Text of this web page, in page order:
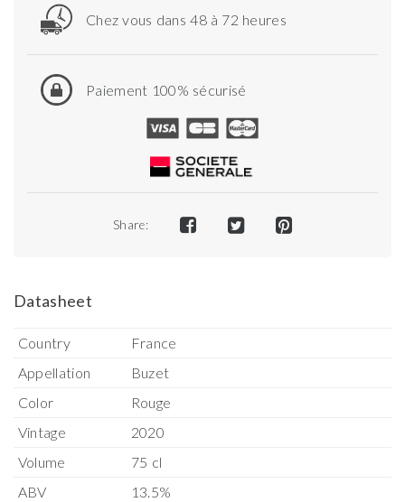
Chez vous dans 48 à 72 heures
Paiement 100% sécurisé
Share:
Datasheet
Country
France
Appellation
Buzet
Color
Rouge
Vintage
2020
Volume
75 cl
ABV
13.5%